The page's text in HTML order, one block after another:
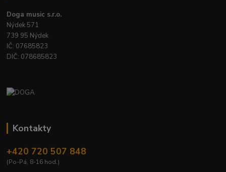
Doga music s.r.o.
Nýdek 571
739 95 Nýdek
IČ: 07685823
DIČ: 078685823
Kontakty
+420 720 507 848
(Po-Pá, 8-16 hod.)